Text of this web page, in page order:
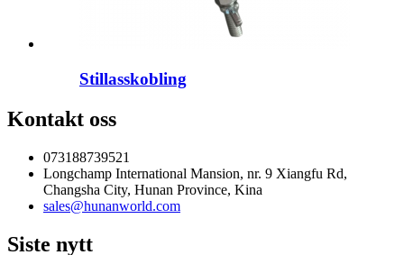
Stillasskobling
Kontakt oss
073188739521
Longchamp International Mansion, nr. 9 Xiangfu Rd,
Changsha City, Hunan Province, Kina
sales@hunanworld.com
Siste nytt